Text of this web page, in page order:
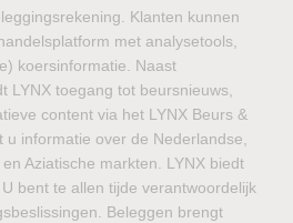
Klanten kunnen
met analysetools,
koersinformatie. Naast
LYNX toegang tot beursnieuws,
content via het LYNX Beurs &
u informatie over de Nederlandse,
Aziatische markten. LYNX biedt
bent te allen tijde verantwoordelijk
Beleggen brengt